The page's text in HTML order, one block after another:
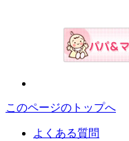
このページのトップへ
よくある質問